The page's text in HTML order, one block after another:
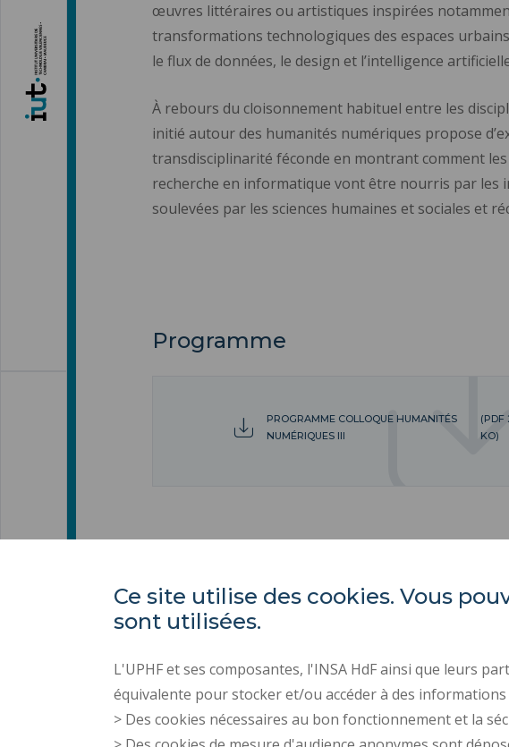
œuvres littéraires ou artistiques inspirées
transformations technologiques des espaces
le flux de données, le design et l’intelligence
À rebours du cloisonnement habituel entre les
initié autour des humanités numériques propose
transdisciplinarité féconde en montrant comment
recherche en informatique vont être nourris par les
soulevées par les sciences humaines et sociales et
Programme
PROGRAMME COLLOQUE HUMANITÉS
NUMÉRIQUES III
(PDF
KO)
Université
Campus Mont
59313
Tél. : 03 27 51
Ce site utilise des cookies. Vous
sont utilisées.
L'UPHF et ses composantes, l'INSA HdF ainsi que leurs
équivalente pour stocker et/ou accéder à des
> Des cookies nécessaires au bon fonctionnement et la